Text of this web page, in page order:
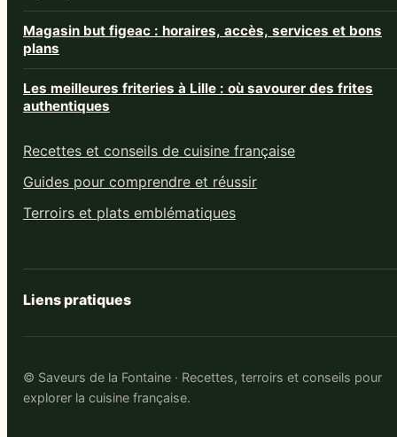
Magasin but figeac : horaires, accès, services et bons
plans
Les meilleures friteries à Lille : où savourer des frites
authentiques
Recettes et conseils de cuisine française
Guides pour comprendre et réussir
Terroirs et plats emblématiques
Liens pratiques
© Saveurs de la Fontaine · Recettes, terroirs et conseils pour
explorer la cuisine française.